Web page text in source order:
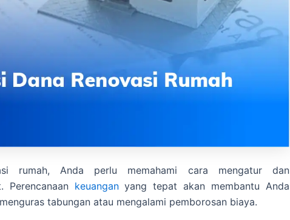
rumah, Anda perlu memahami cara mengatur dan
Perencanaan keuanganyang tepat akan membantu Anda
tabungan atau mengalami pemborosan biaya.